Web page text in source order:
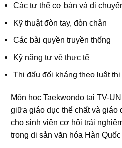
Các tư thế cơ bản và di
Kỹ thuật đòn tay, đòn chân
Các bài quyền truyền thống
Kỹ năng tự vệ thực tế
Thi đấu đối kháng theo luật
Môn học Taekwondo tại TV-
giữa giáo dục thể chất và giáo
cho sinh viên cơ hội trải
trong di sản văn hóa Hàn